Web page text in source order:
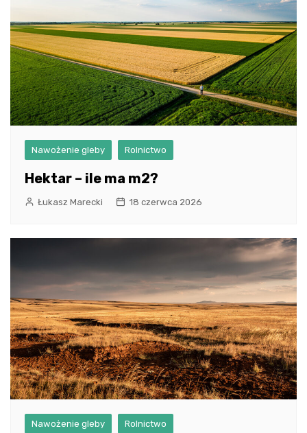
Nawożenie gleby Rolnictwo
Hektar – ile ma m2?
Łukasz Marecki 18 czerwca 2026
Nawożenie gleby Rolnictwo